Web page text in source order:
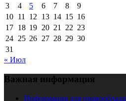
3
4 5 6 7 8
9
10 11 12 13 14 15 16
17 18 19 20 21 22 23
24 25 26 27 28 29 30
31
« Июл
Важная информация
Информация для